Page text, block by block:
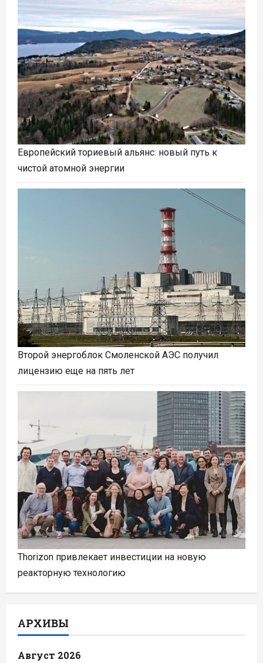
Европейский ториевый альянс: новый путь к
чистой атомной энергии
Второй энергоблок Смоленской АЭС получил
лицензию еще на пять лет
Thorizon привлекает инвестиции на новую
реакторную технологию
АРХИВЫ
Август 2026